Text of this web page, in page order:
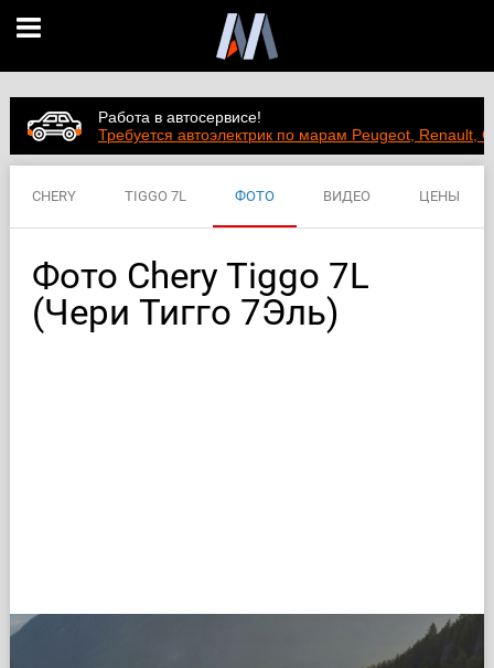
Работа в автосервисе!
Требуется автоэлектрик по марам Peugeot, Renault,
CHERY TIGGO 7L ФОТО ВИДЕО ЦЕНЫ
ХАРАКТЕРИСТИКИ
Фото Chery Tiggo 7L
(Чери Тигго 7Эль)